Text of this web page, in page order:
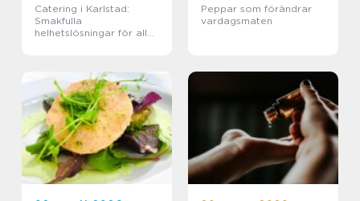
Catering i Karlstad:
Smakfulla
helhetslösningar för alla
Peppar som förändrar
vardagsmaten